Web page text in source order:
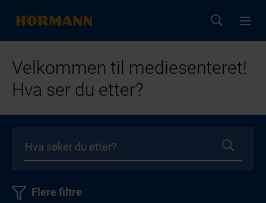
Velkommen til mediesenteret!
Hva ser du etter?
Flere filtre